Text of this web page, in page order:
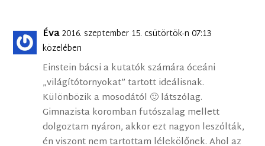
Éva2016. szeptember 15. csütörtök-n 07:13
közelében
Einstein bácsi a kutatók számára óceáni
„világítótornyokat” tartott ideálisnak.
Különbözik a mosodától 🙂 látszólag.
Gimnazista koromban futószalag mellett
dolgoztam nyáron, akkor ezt nagyon leszólták,
én viszont nem tartottam lélekölőnek. Ahol az